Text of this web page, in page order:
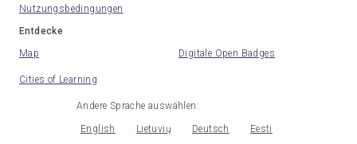
Nutzungsbedingungen
Entdecke
Map
Digitale Open Badges
Cities of Learning
Andere Sprache auswählen :
English Lietuvių Deutsch
Eesti